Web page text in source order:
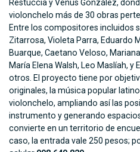
Restuccia y Venus González,
violonchelo más de 30 obras
Entre los compositores incluidos
Zitarrosa, Violeta Parra, Eduardo
Buarque, Caetano Veloso,
María Elena Walsh, Leo Maslíah,
otros. El proyecto tiene por
originales, la música popular
violonchelo, ampliando así las
instrumento y generando
convierte en un territorio de
caso, la entrada vale 250 pesos;